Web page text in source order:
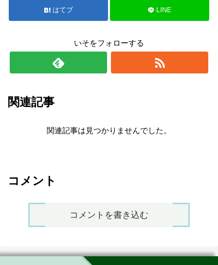
はてブ LINE
いそをフォローする
関連記事
関連記事は見つかりませんでした。
コメント
コメントを書き込む